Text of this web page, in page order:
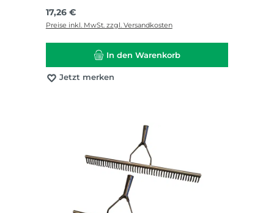
Regulärer Preis:
17,26 €
Preise inkl. MwSt. zzgl. Versandkosten
In den Warenkorb
Jetzt merken